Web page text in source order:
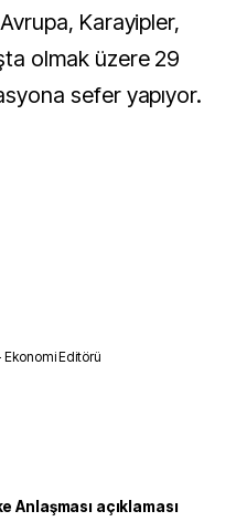
Karayipler,
olmak üzere 29
sefer yapıyor.
Editörü
Anlaşması açıklaması